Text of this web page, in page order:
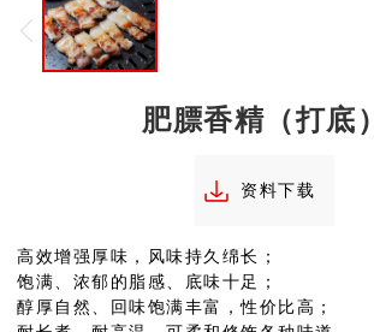
肥膘香精（打底）
资料下载
高效增强厚味，风味持久绵长；
饱满、浓郁的脂感、底味十足；
醇厚自然、回味饱满丰富，性价比高；